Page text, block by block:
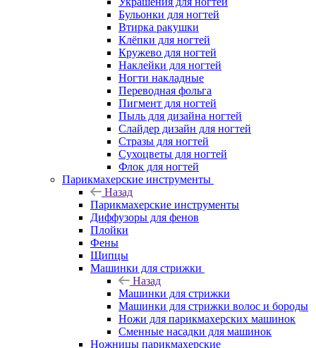
Бульонки для ногтей
Втирка ракушки
Клёпки для ногтей
Кружево для ногтей
Наклейки для ногтей
Ногти накладные
Переводная фольга
Пигмент для ногтей
Пыль для дизайна ногтей
Слайдер дизайн для ногтей
Стразы для ногтей
Сухоцветы для ногтей
Флок для ногтей
Парикмахерские инструменты
Назад
Парикмахерские инструменты
Диффузоры для фенов
Плойки
Фены
Щипцы
Машинки для стрижки
Назад
Машинки для стрижки
Машинки для стрижки волос и бороды
Ножи для парикмахерских машинок
Сменные насадки для машинок
Ножницы парикмахерские